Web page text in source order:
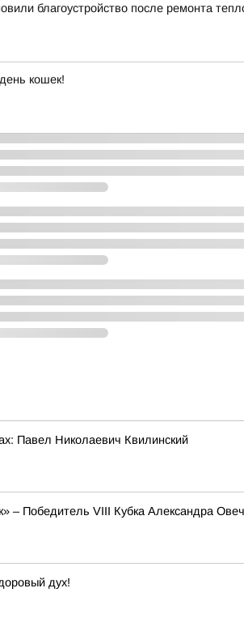
благоустройство после ремонта
кошек!
Павел Николаевич Квилинский
– Победитель VIII Кубка Александра
дух!